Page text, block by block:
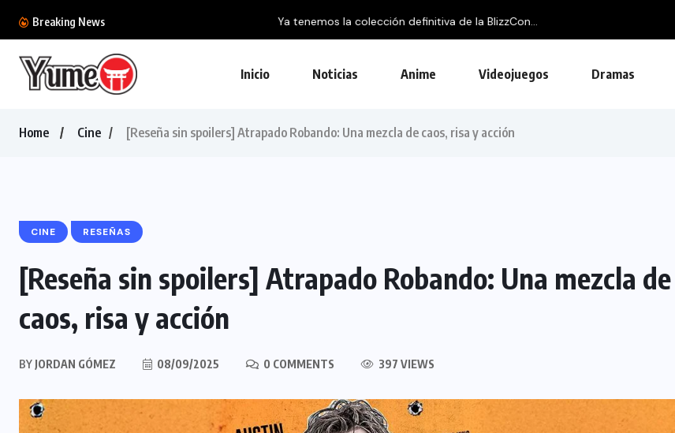
Breaking News Ya tenemos la colección definitiva de la BlizzCon...
Inicio Noticias Anime Videojuegos Dramas
Home Cine [Reseña sin spoilers] Atrapado Robando: Una mezcla de caos, risa y acción
CINE RESEÑAS
[Reseña sin spoilers] Atrapado Robando: Una mezcla de
caos, risa y acción
BY JORDAN GÓMEZ 08/09/2025 0 COMMENTS 397 VIEWS